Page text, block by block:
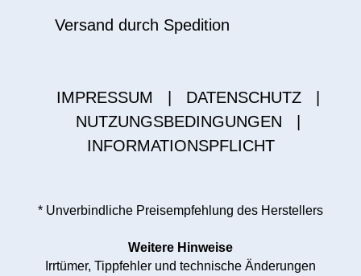
Versand durch Spedition
IMPRESSUM DATENSCHUTZ
NUTZUNGSBEDINGUNGEN
INFORMATIONSPFLICHT
* Unverbindliche Preisempfehlung des Herstellers
Weitere Hinweise
Irrtümer, Tippfehler und technische Änderungen